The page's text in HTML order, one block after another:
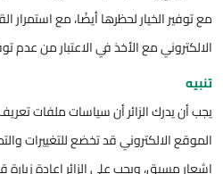
مع توفير الخيار لحظرها أيضًا، مع
الالكتروني مع الأخذ في الاعتبار من عدم
تنبيه
الموقع الالكتروني قد تخضع للتغييرات
إشعار مسبق، ويجب على الزائر إعادة